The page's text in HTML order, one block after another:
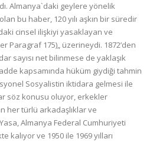
Almanya`daki geylere yönelik
bu haber, 120 yılı aşkın bir süredir
cinsel ilişkiyi yasaklayan ve
Paragraf 175)„ üzerineydi. 1872’den
sayısı net bilinmese de yaklaşık
kapsamında hüküm giydiği tahmin
Sosyalistin iktidara gelmesi ile
söz konusu oluyor, erkekler
her türlü arkadaşlıklar ve
Almanya Federal Cumhuriyeti
kalıyor ve 1950 ile 1969 yılları